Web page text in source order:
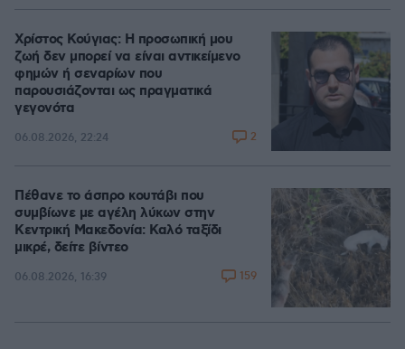
Χρίστος Κούγιας: Η προσωπική μου
ζωή δεν μπορεί να είναι αντικείμενο
φημών ή σεναρίων που
παρουσιάζονται ως πραγματικά
γεγονότα
06.08.2026, 22:24 2
Πέθανε το άσπρο κουτάβι που
συμβίωνε με αγέλη λύκων στην
Κεντρική Μακεδονία: Καλό ταξίδι
μικρέ, δείτε βίντεο
06.08.2026, 16:39 159